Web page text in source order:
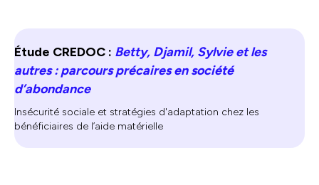
Étude CREDOC : Betty, Djamil, Sylvie et les
autres : parcours précaires en société
d’abondance
Insécurité sociale et stratégies d'adaptation chez les
bénéficiaires de l’aide matérielle